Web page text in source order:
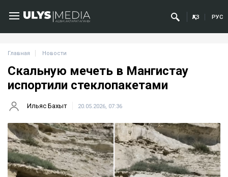
ҚАЗ РУС
Главная Новости
Скальную мечеть в Мангистау
испортили стеклопакетами
Ильяс Бахыт 20.05.2026, 07:36